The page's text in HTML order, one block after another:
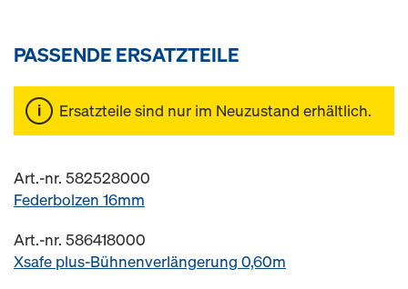
PASSENDE ERSATZTEILE
Ersatzteile sind nur im Neuzustand erhältlich.
Art.-nr. 582528000
Federbolzen 16mm
Art.-nr. 586418000
Xsafe plus-Bühnenverlängerung 0,60m